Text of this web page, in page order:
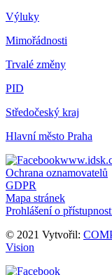
Výluky
Mimořádnosti
Trvalé změny
PID
Středočeský kraj
Hlavní město Praha
Ochrana oznamovatelů
GDPR
Mapa stránek
Prohlášení o
© 2021 Vytvořil:
Vision